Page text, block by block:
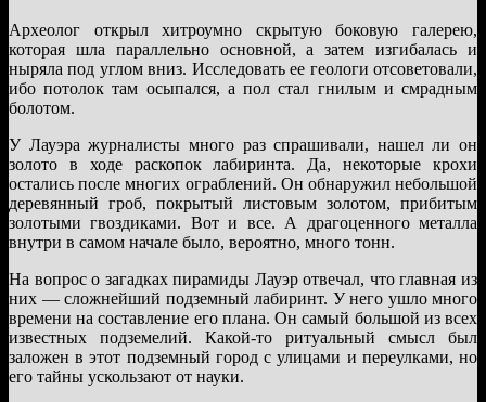
Археолог открыл хитроумно скрытую боковую галерею,
которая шла параллельно основной, а затем изгибалась и
ныряла под углом вниз. Исследовать ее геологи отсоветовали,
ибо потолок там осыпался, а пол стал гнилым и смрадным
болотом.
У Лауэра журналисты много раз спрашивали, нашел ли он
золото в ходе раскопок лабиринта. Да, некоторые крохи
остались после многих ограблений. Он обнаружил небольшой
деревянный гроб, покрытый листовым золотом, прибитым
золотыми гвоздиками. Вот и все. А драгоценного металла
внутри в самом начале было, вероятно, много тонн.
На вопрос о загадках пирамиды Лауэр отвечал, что главная из
них — сложнейший подземный лабиринт. У него ушло много
времени на составление его плана. Он самый большой из всех
известных подземелий. Какой-то ритуальный смысл был
заложен в этот подземный город с улицами и переулками, но
его тайны ускользают от науки.